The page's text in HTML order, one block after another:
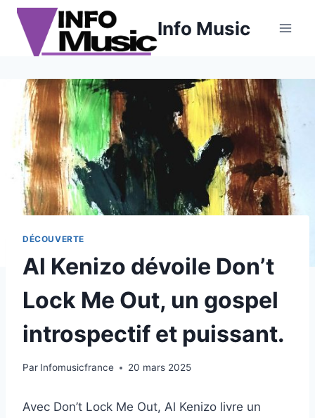
Aller
contenu
Info Music
DÉCOUVERTE
Al Kenizo dévoile Don’t
Lock Me Out, un gospel
introspectif et puissant.
Par Infomusicfrance 20 mars 2025
Avec Don’t Lock Me Out, Al Kenizo livre un